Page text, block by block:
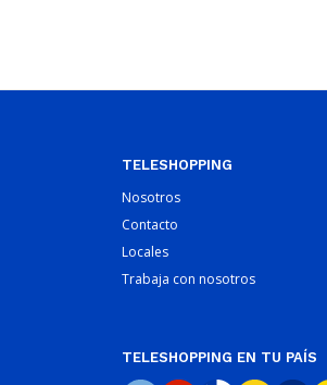
TELESHOPPING
Nosotros
Contacto
Locales
Trabaja con nosotros
TELESHOPPING EN TU PAÍS